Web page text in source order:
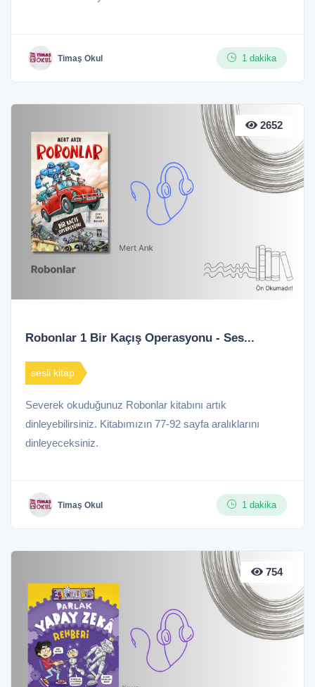
Timaş Okul 1 dakika
2652
Robonlar 1 Bir Kaçış Operasyonu - Ses...
sesli kitap
Severek okuduğunuz Robonlar kitabını artık
dinleyebilirsiniz. Kitabımızın 77-92 sayfa aralıklarını
dinleyeceksiniz.
Timaş Okul 1 dakika
754